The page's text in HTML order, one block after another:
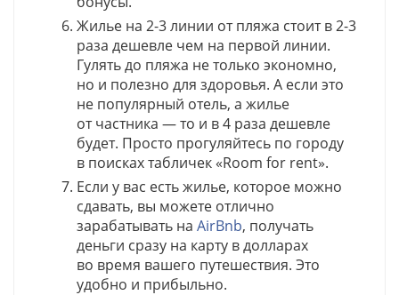
Жилье на 2-3 линии от пляжа стоит в 2-3
раза дешевле чем на первой линии.
Гулять до пляжа не только экономно,
но и полезно для здоровья. А если это
не популярный отель, а жилье
от частника — то и в 4 раза дешевле
будет. Просто прогуляйтесь по городу
в поисках табличек «Room for rent».
Если у вас есть жилье, которое можно
сдавать, вы можете отлично
зарабатывать на AirBnb, получать
деньги сразу на карту в долларах
во время вашего путешествия. Это
удобно и прибыльно.